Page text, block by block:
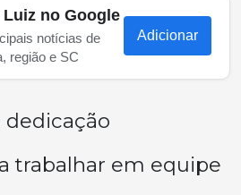
no Google
notícias de
região e SC
Adicionar
dedicação
trabalhar em equipe